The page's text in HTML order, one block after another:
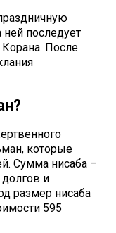
ней последует
После
которые
Сумма нисаба –
и
размер нисаба
595